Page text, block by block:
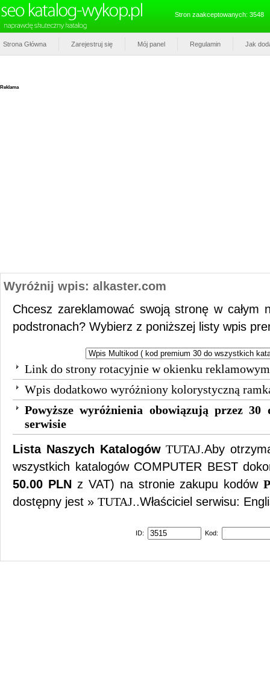
Stron zaakceptowanych: 3548
Strona Główna Zarejestruj się Mój panel Regulamin Jak
Reklama
Wyróżnij wpis: alkaster.com
Chcesz zareklamować swoją stronę w całym
podstronach? Wybierz z poniższej listy wpis
Link do strony rotacyjnie w okienku reklamowym
Wpis dodatkowo wyróżniony kolorystyczną
Powyższe wyróżnienia obowiązują przez
serwisie
Lista Naszych KatalogówTUTAJ.Aby
wszystkich katalogów COMPUTER BEST
50.00 PLNz VAT) na stronie zakupu kodów
dostępny jest » TUTAJ..Właściciel serwisu:
ID: Kod: